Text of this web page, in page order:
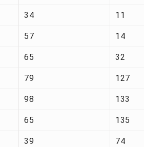
34 11
57 14
65 32
79 127
98 133
65 135
39 74